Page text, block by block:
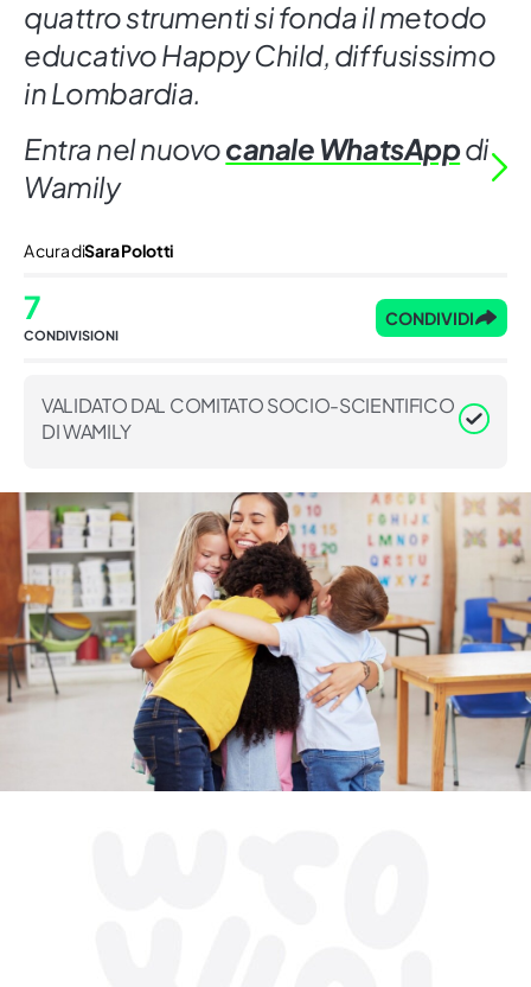
quattro strumenti si fonda il metodo
educativo Happy Child, diffusissimo
in Lombardia.
Entra nel nuovocanale WhatsAppdi
Wamily
A cura diSara Polotti
7
CONDIVISIONI
CONDIVIDI
VALIDATO DAL COMITATO SOCIO-SCIENTIFICO
DI WAMILY